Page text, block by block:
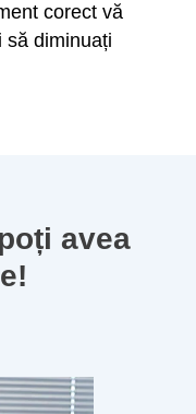
corect vă
să diminuați
avea